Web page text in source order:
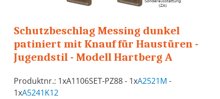
Schutzbeschlag Messing dunkel
patiniert mit Knauf für Haustüren -
Jugendstil - Modell Hartberg A
Produktnr.: 1xA1106SET-PZ88 - 1xA2521M -
1xA5241K12